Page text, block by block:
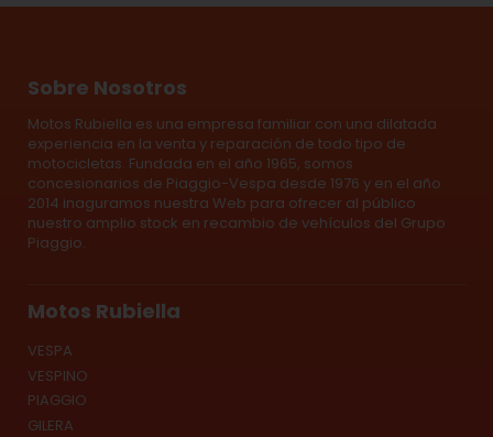
Sobre Nosotros
Motos Rubiella es una empresa familiar con una dilatada
experiencia en la venta y reparación de todo tipo de
motocicletas. Fundada en el año 1965, somos
concesionarios de Piaggio-Vespa desde 1976 y en el año
2014 inaguramos nuestra Web para ofrecer al público
nuestro amplio stock en recambio de vehículos del Grupo
Piaggio.
Motos Rubiella
VESPA
VESPINO
PIAGGIO
GILERA